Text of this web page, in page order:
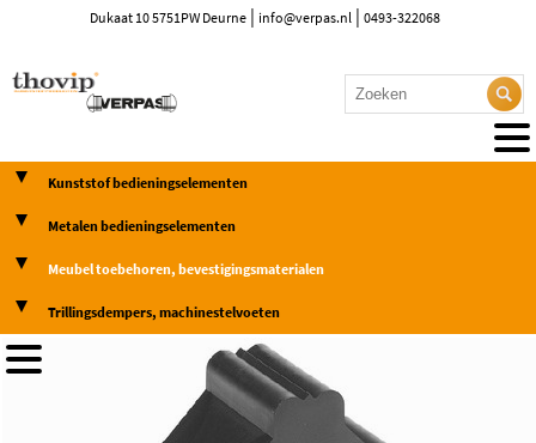
Dukaat 10 5751PW Deurne| info@verpas.nl| 0493-322068
Kunststof bedieningselementen
Metalen bedieningselementen
Meubel toebehoren, bevestigingsmaterialen
Trillingsdempers, machinestelvoeten